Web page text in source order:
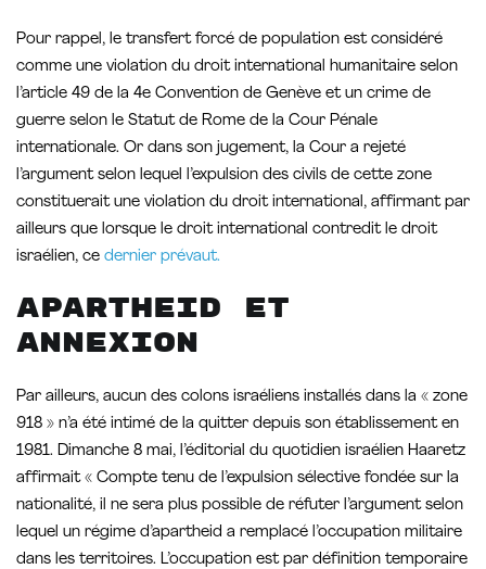
Pour rappel, le transfert forcé de population est considéré
comme une violation du droit international humanitaire selon
l’article 49 de la 4e Convention de Genève et un crime de
guerre selon le Statut de Rome de la Cour Pénale
internationale. Or dans son jugement, la Cour a rejeté
l’argument selon lequel l’expulsion des civils de cette zone
constituerait une violation du droit international, affirmant par
ailleurs que lorsque le droit international contredit le droit
israélien, ce dernier prévaut.
Apartheid et
annexion
Par ailleurs, aucun des colons israéliens installés dans la « zone
918 » n’a été intimé de la quitter depuis son établissement en
1981. Dimanche 8 mai, l’éditorial du quotidien israélien Haaretz
affirmait « Compte tenu de l’expulsion sélective fondée sur la
nationalité, il ne sera plus possible de réfuter l’argument selon
lequel un régime d’apartheid a remplacé l’occupation militaire
dans les territoires. L’occupation est par définition temporaire